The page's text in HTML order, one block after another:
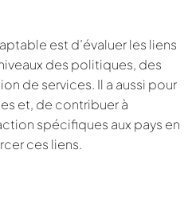
est d’évaluer les liens
des politiques, des
de services. Il a aussi pour
et, de contribuer à
spécifiques aux pays en
ces liens.